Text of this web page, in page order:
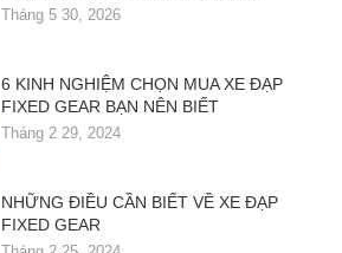
Tháng 5 30, 2026
6 KINH NGHIỆM CHỌN MUA XE ĐẠP
FIXED GEAR BẠN NÊN BIẾT
Tháng 2 29, 2024
NHỮNG ĐIỀU CẦN BIẾT VỀ XE ĐẠP
FIXED GEAR